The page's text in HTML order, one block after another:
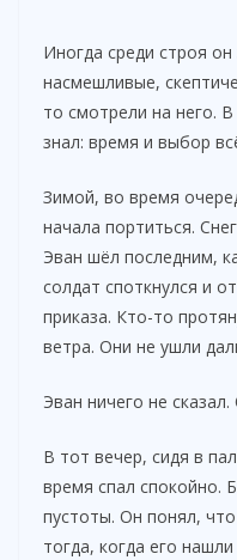
Иногда среди строя
насмешливые,
то смотрели на него.
знал: время и выбор
Зимой, во время
начала портиться.
Эван шёл последним,
солдат споткнулся и
приказа. Кто-то
ветра. Они не ушли
Эван ничего не
В тот вечер, сидя в
время спал спокойно.
пустоты. Он понял,
тогда, когда его